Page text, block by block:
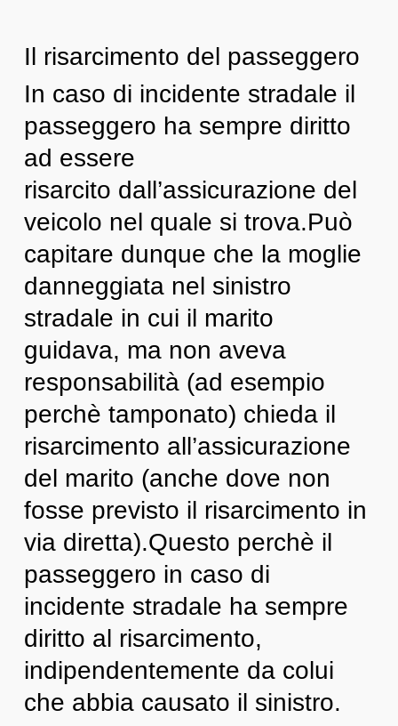
Il risarcimento del passeggero
In caso di incidente stradale il
passeggero ha sempre diritto
ad essere
risarcito dall’assicurazione del
veicolo nel quale si trova.Può
capitare dunque che la moglie
danneggiata nel sinistro
stradale in cui il marito
guidava, ma non aveva
responsabilità (ad esempio
perchè tamponato) chieda il
risarcimento all’assicurazione
del marito (anche dove non
fosse previsto il risarcimento in
via diretta).Questo perchè il
passeggero in caso di
incidente stradale ha sempre
diritto al risarcimento,
indipendentemente da colui
che abbia causato il sinistro.